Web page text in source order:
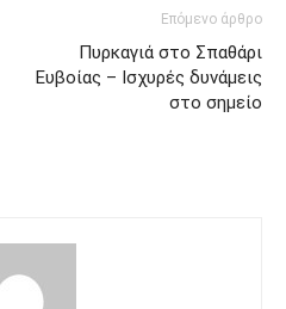
Επόμενο άρθρο
Πυρκαγιά στο Σπαθάρι
Ευβοίας – Ισχυρές δυνάμεις
στο σημείο